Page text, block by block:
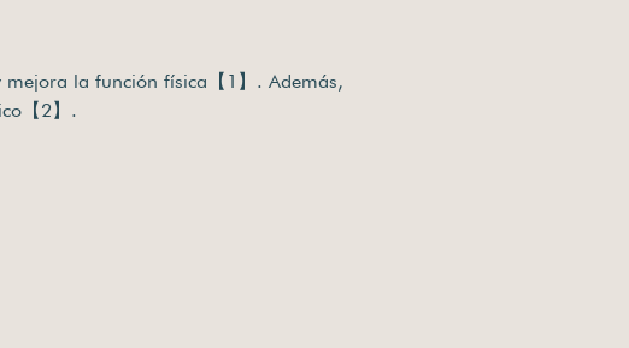
mejora la función física【1】. Además,
【2】.